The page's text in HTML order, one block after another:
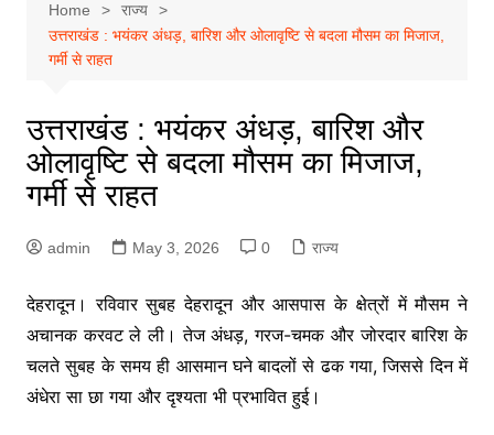
Home
राज्य
उत्तराखंड : भयंकर अंधड़, बारिश और ओलावृष्टि से बदला मौसम का मिजाज,
गर्मी से राहत
उत्तराखंड : भयंकर अंधड़, बारिश और
ओलावृष्टि से बदला मौसम का मिजाज,
गर्मी से राहत
admin May 3, 2026 0 राज्य
देहरादून। रविवार सुबह देहरादून और आसपास के क्षेत्रों में मौसम ने
अचानक करवट ले ली। तेज अंधड़, गरज-चमक और जोरदार बारिश के
चलते सुबह के समय ही आसमान घने बादलों से ढक गया, जिससे दिन में
अंधेरा सा छा गया और दृश्यता भी प्रभावित हुई।